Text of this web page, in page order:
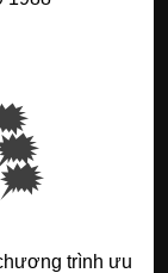
🗯
trình ưu